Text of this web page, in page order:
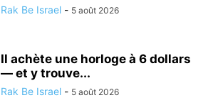
Rak Be Israel - 5 août 2026
Il achète une horloge à 6 dollars
— et y trouve...
Rak Be Israel - 5 août 2026